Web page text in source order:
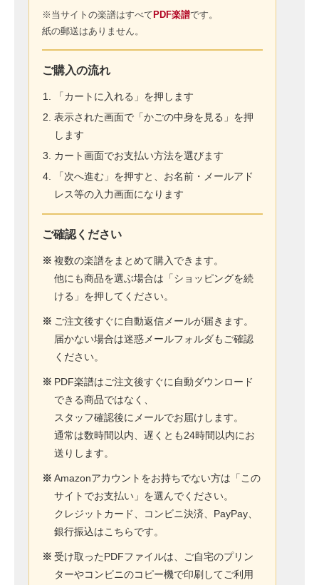
※当サイトの楽譜はすべて PDF楽譜です。
紙の郵送はありません。
ご購入の流れ
「カートに入れる」を押します
表示された画面で「かごの中身を見る」を押
します
カート画面でお支払い方法を選びます
「次へ進む」を押すと、お名前・メールアド
レス等の入力画面になります
ご確認ください
※ 複数の楽譜をまとめて購入できます。
他にも商品を選ぶ場合は「ショッピングを続
ける」を押してください。
※ ご注文後すぐに自動返信メールが届きます。
届かない場合は迷惑メールフォルダもご確認
ください。
※ PDF楽譜はご注文後すぐに自動ダウンロード
できる商品ではなく、
スタッフ確認後にメールでお届けします。
通常は数時間以内、遅くとも24時間以内にお
送りします。
※ Amazonアカウントをお持ちでない方は「この
サイトでお支払い」を選んでください。
クレジットカード、コンビニ決済、PayPay、
銀行振込はこちらです。
※ 受け取ったPDFファイルは、ご自宅のプリン
ターやコンビニのコピー機で印刷してご利用